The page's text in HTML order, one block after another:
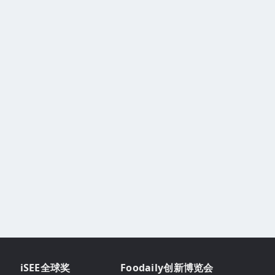
iSEE全球奖 Foodaily创新博览会